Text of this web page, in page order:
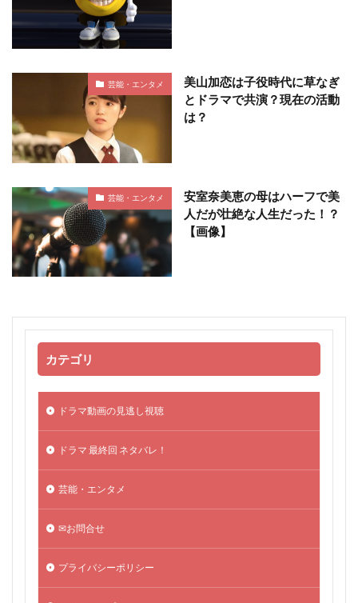
芸能・エンタメ
美山加恋は子役時代に草なぎ
とドラマで共演？現在の活動
は？
芸能・エンタメ
安室奈美恵の母はハーフで美
人だが壮絶な人生だった！？
【画像】
カテゴリ
ドラマ動画の見逃し視聴
ドラマ 最終回 ネタバレ！
芸能・エンタメ
✉お問合せ
プライバシーポリシー